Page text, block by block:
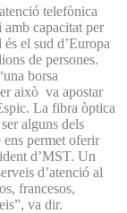
telefònica
capacitat per
el sud d’Europa
de persones.
borsa
això va apostar
La fibra òptica
alguns dels
ens permet oferir
d’MST. Un
d’atenció al
francesos,
va dir.